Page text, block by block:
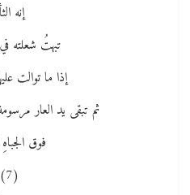
إنه
تبهتُ شعلته
إذا ما توالت
ثم تبقى يد العار
فوق الجباهِ
(7)